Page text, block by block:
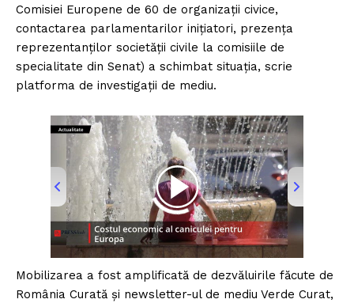
Comisiei Europene de 60 de organizații civice,
contactarea parlamentarilor inițiatori, prezența
reprezentanților societății civile la comisiile de
specialitate din Senat) a schimbat situația, scrie
platforma de investigații de mediu.
00:00/01:00
Mobilizarea a fost amplificată de dezvăluirile făcute de
România Curată și newsletter-ul de mediu Verde Curat,